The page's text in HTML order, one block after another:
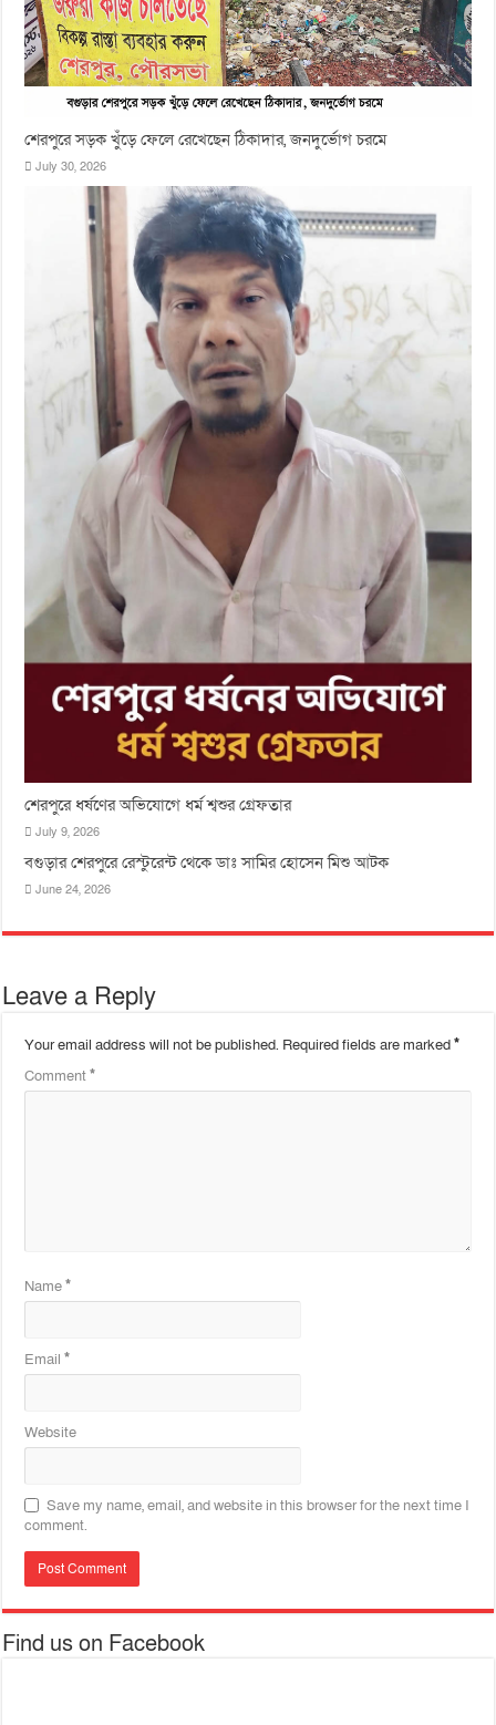
শেরপুরে সড়ক খুঁড়ে ফেলে রেখেছেন ঠিকাদার, জনদুর্ভোগ চরমে
July 30, 2026
শেরপুরে ধর্ষণের অভিযোগে ধর্ম শ্বশুর গ্রেফতার
July 9, 2026
বগুড়ার শেরপুরে রেস্টুরেন্ট থেকে ডাঃ সামির হোসেন মিশু আটক
June 24, 2026
Leave a Reply
Your email address will not be published. Required fields are marked*
Comment*
Name*
Email*
Website
Save my name, email, and website in this browser for the next time I
comment.
Find us on Facebook